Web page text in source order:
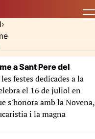
a Sant Pere del
festes dedicades a la
el 16 de juliol en
s'honora amb la Novena,
i la magna